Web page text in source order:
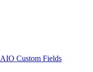
AIO Custom Fields